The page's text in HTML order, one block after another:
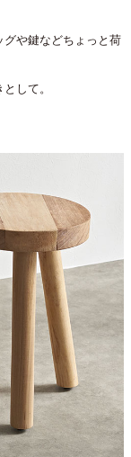
や鍵などちょっと荷
して。